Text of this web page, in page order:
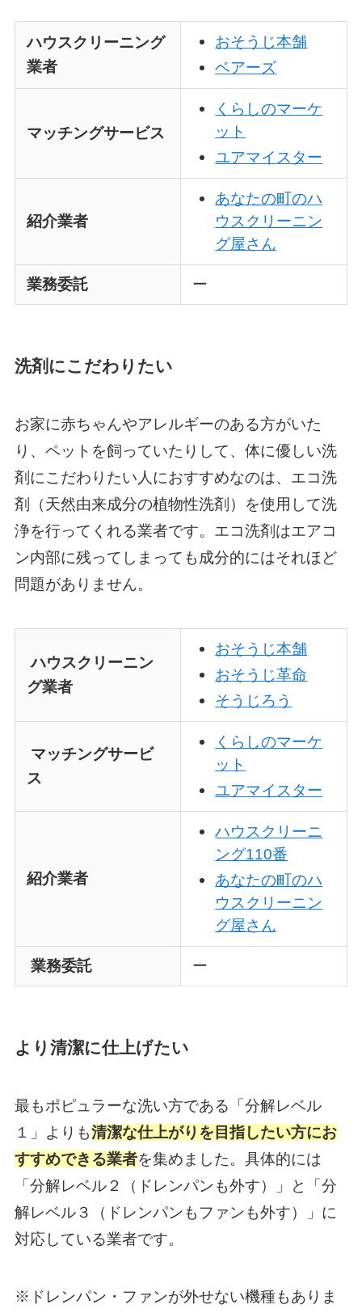
ハウスクリーニング
業者
おそうじ本舗
ベアーズ
マッチングサービス
くらしのマーケ
ット
ユアマイスター
紹介業者
あなたの町のハ
ウスクリーニン
グ屋さん
業務委託 ー
洗剤にこだわりたい
お家に赤ちゃんやアレルギーのある方がいた
り、ペットを飼っていたりして、体に優しい洗
剤にこだわりたい人におすすめなのは、エコ洗
剤（天然由来成分の植物性洗剤）を使用して洗
浄を行ってくれる業者です。エコ洗剤はエアコ
ン内部に残ってしまっても成分的にはそれほど
問題がありません。
ハウスクリーニン
グ業者
おそうじ本舗
おそうじ革命
そうじろう
マッチングサービ
ス
くらしのマーケ
ット
ユアマイスター
紹介業者
ハウスクリーニ
ング110番
あなたの町のハ
ウスクリーニン
グ屋さん
業務委託 ー
より清潔に仕上げたい
最もポピュラーな洗い方である「分解レベル
１」よりも清潔な仕上がりを目指したい方にお
すすめできる業者を集めました。具体的には
「分解レベル２（ドレンパンも外す）」と「分
解レベル３（ドレンパンもファンも外す）」に
対応している業者です。
※ドレンパン・ファンが外せない機種もありま